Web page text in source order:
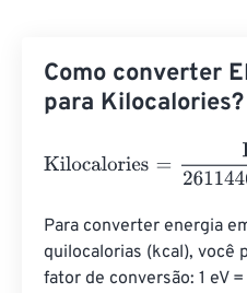
Como converter
para Kilocalories?
Kilocalories
Para converter energia
quilocalorias (kcal), você
fator de conversão: 1 eV